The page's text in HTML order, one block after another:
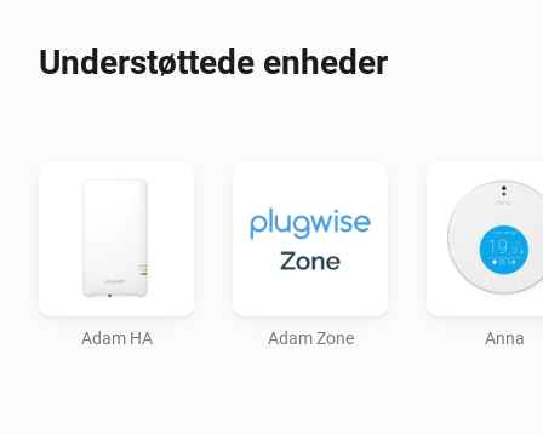
Understøttede enheder
Adam HA Adam Zone Anna